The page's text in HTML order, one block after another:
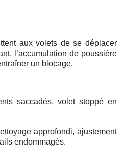
aux volets de se déplacer
l’accumulation de poussière
un blocage.
saccadés, volet stoppé en
approfondi, ajustement
endommagés.